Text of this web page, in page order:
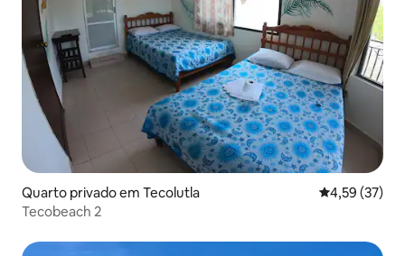
Quarto privado em Tecolutla Classificação
4,59 (37)
Tecobeach 2